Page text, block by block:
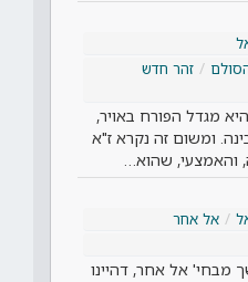
זהר חדש
מגדל הפורח באויר,
ומשום זה נקרא ז"א
והאמצעי, שהוא…
אל אחר
אל אחר, דהיינו